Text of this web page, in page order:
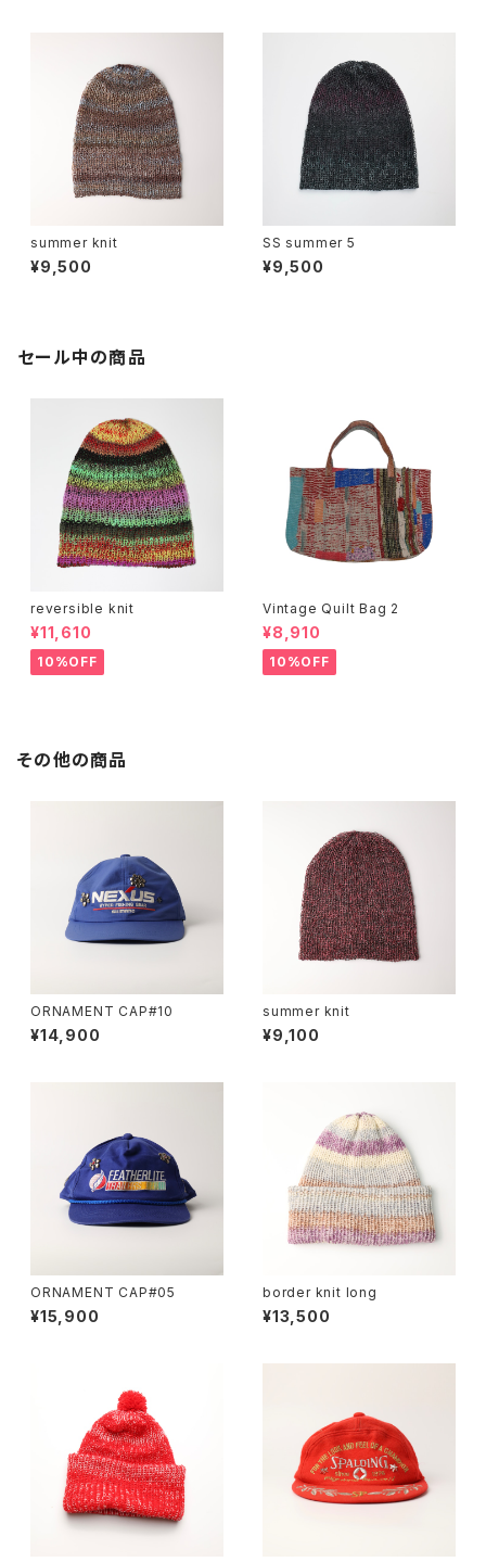
summer knit
¥9,500
SS summer 5
¥9,500
セール中の商品
reversible knit
¥11,610
10%OFF
Vintage Quilt Bag 2
¥8,910
10%OFF
その他の商品
ORNAMENT CAP#10
¥14,900
summer knit
¥9,100
ORNAMENT CAP#05
¥15,900
border knit long
¥13,500